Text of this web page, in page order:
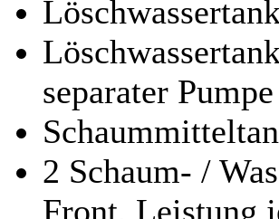
separater Pumpe
2 Schaum- /
Front, Leistung